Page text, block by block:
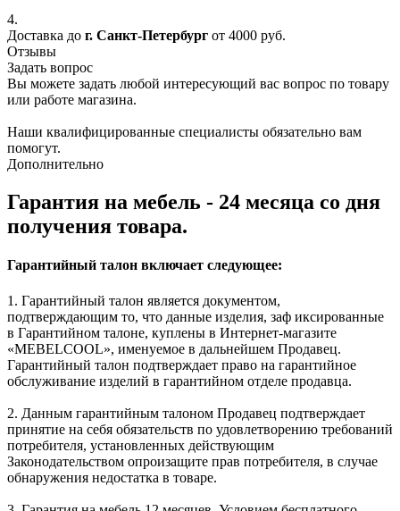
4.
Доставка до г. Санкт-Петербург от 4000 руб.
Отзывы
Задать вопрос
Вы можете задать любой интересующий вас вопрос по товару
или работе магазина.
Наши квалифицированные специалисты обязательно вам
помогут.
Дополнительно
Гарантия на мебель - 24 месяца со дня
получения товара.
Гарантийный талон включает следующее:
1. Гарантийный талон является документом,
подтверждающим то, что данные изделия, заф иксированные
в Гарантийном талоне, куплены в Интернет-магазите
«MEBELCOOL», именуемое в дальнейшем Продавец.
Гарантийный талон подтверждает право на гарантийное
обслуживание изделий в гарантийном отделе продавца.
2. Данным гарантийным талоном Продавец подтверждает
принятие на себя обязательств по удовлетворению требований
потребителя, установленных действующим
Законодательством опроизащите прав потребителя, в случае
обнаружения недостатка в товаре.